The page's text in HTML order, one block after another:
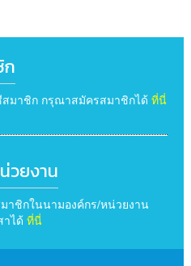
มาชิก กรุณาสมัครสมาชิกได้ ที่นี่
วยงาน
าชิกในนามองค์กร/หน่วยงาน
าได้ ที่นี่